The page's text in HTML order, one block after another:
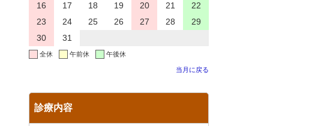
16
17 18 19 20 21
22
23
24 25 26 27 28
29
30
31
全休 午前休 午後休
当月に戻る
診療内容